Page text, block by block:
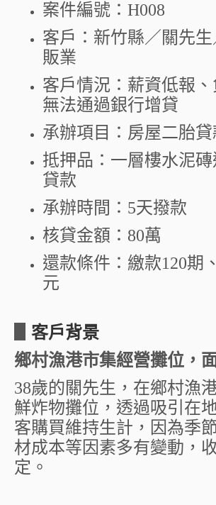
案件編號：H008
客戶：新竹縣／關先
販業
客戶情況：薪資低報、
無法通過銀行增貸
承辦項目：房屋二胎貸
抵押品：一層樓水泥
貸款
承辦時間：5天撥款
核貸金額：80萬
還款條件：繳款120期
元
客戶背景
鄉村漁港市集經營攤位，
38歲的關先生，在鄉村漁
鮮炸物攤位，透過吸引在
客購買維持生計，因為季
材成本等因素多有變動，
定。